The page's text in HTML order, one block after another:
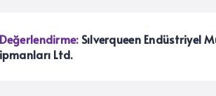
Sılverqueen Endüstriyel
Ltd.